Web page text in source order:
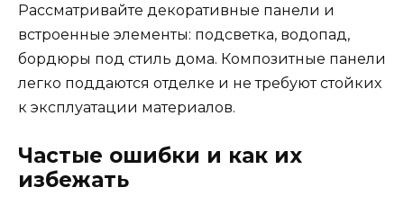
Рассматривайте декоративные панели и
встроенные элементы: подсветка, водопад,
бордюры под стиль дома. Композитные панели
легко поддаются отделке и не требуют стойких
к эксплуатации материалов.
Частые ошибки и как их
избежать